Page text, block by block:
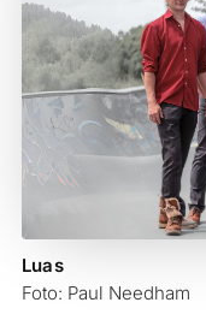
Luas
Foto: Paul Needham